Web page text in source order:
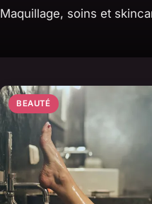
Maquillage, soins et
BEAUTÉ